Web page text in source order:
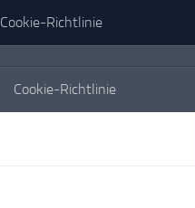
Cookie-Richtlinie
Cookie-Richtlinie